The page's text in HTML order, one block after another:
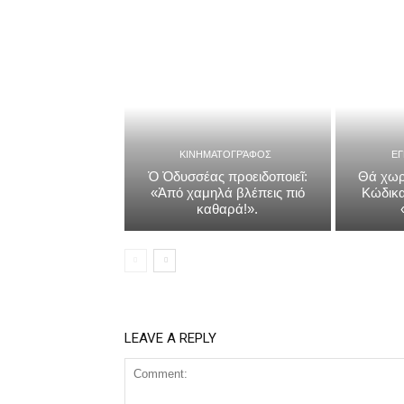
ΚΙΝΗΜΑΤΟΓΡΆΦΟΣ
Ὁ Ὀδυσσέας προειδοποιεῖ:
«Ἀπό χαμηλά βλέπεις πιό
καθαρά!».
Θά
LEAVE A REPLY